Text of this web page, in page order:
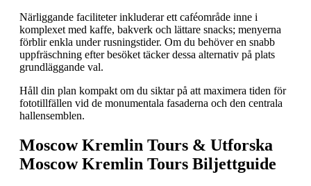
Närliggande faciliteter inkluderar ett caféområde inne i
komplexet med kaffe, bakverk och lättare snacks; menyerna
förblir enkla under rusningstider. Om du behöver en snabb
uppfräschning efter besöket täcker dessa alternativ på plats
grundläggande val.
Håll din plan kompakt om du siktar på att maximera tiden för
fototillfällen vid de monumentala fasaderna och den centrala
hallensemblen.
Moscow Kremlin Tours & Utforska
Moscow Kremlin Tours Biljettguide